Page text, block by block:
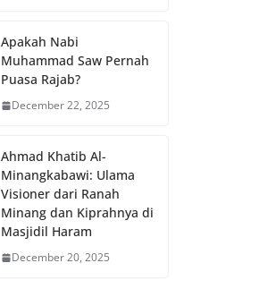
Apakah Nabi
Muhammad Saw Pernah
Puasa Rajab?
December 22, 2025
Ahmad Khatib Al-
Minangkabawi: Ulama
Visioner dari Ranah
Minang dan Kiprahnya di
Masjidil Haram
December 20, 2025